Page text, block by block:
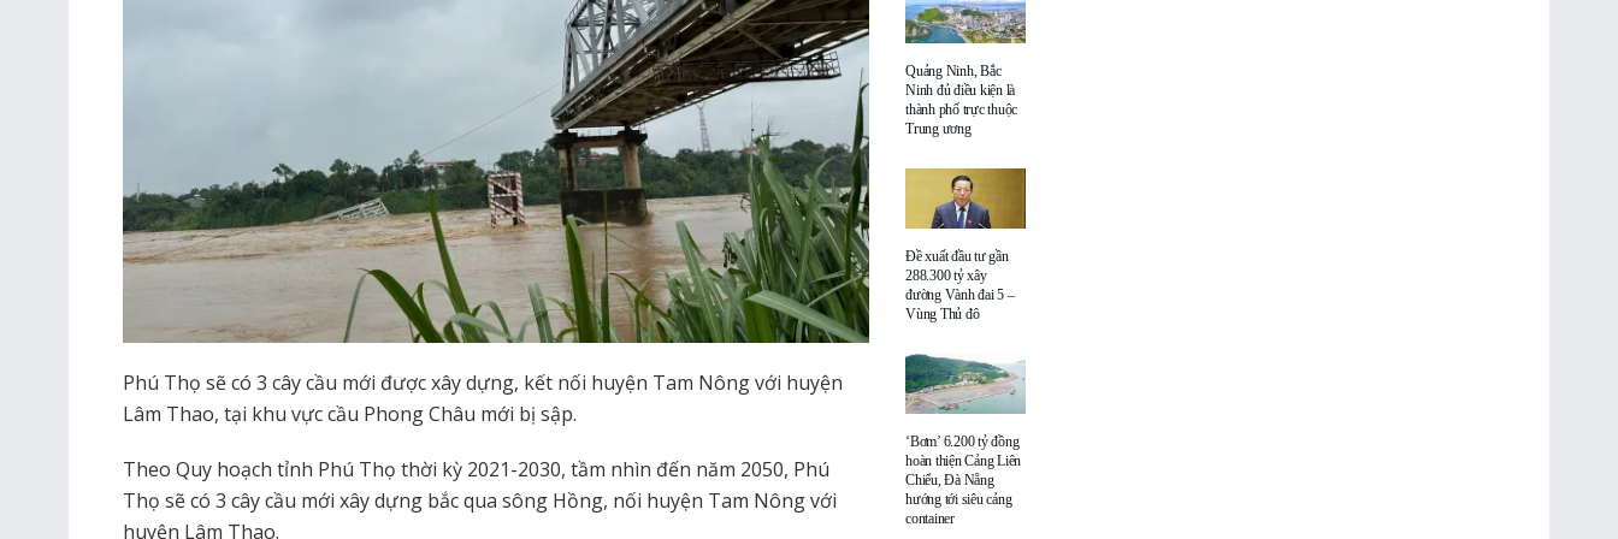
Phú Thọ sẽ có 3 cây cầu mới được xây dựng, kết nối huyện Tam Nông với huyện
Lâm Thao, tại khu vực cầu Phong Châu mới bị sập.
Theo Quy hoạch tỉnh Phú Thọ thời kỳ 2021-2030, tầm nhìn đến năm 2050, Phú
Thọ sẽ có 3 cây cầu mới xây dựng bắc qua sông Hồng, nối huyện Tam Nông với
huyện Lâm Thao.
Quảng Ninh, Bắc
Ninh đủ điều kiện là
thành phố trực thuộc
Trung ương
Đề xuất đầu tư gần
288.300 tỷ xây
đường Vành đai 5 –
Vùng Thủ đô
‘Bơm’ 6.200 tỷ đồng
hoàn thiện Cảng Liên
Chiểu, Đà Nẵng
hướng tới siêu cảng
container